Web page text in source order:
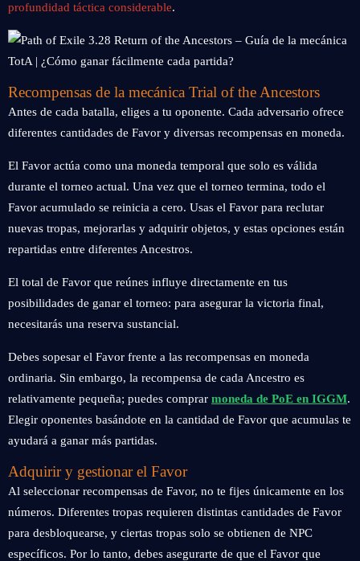
profundidad táctica considerable.
Recompensas de la mecánica Trial of the Ancestors
Antes de cada batalla, eliges a tu oponente. Cada adversario ofrece
diferentes cantidades de Favor y diversas recompensas en moneda.
El Favor actúa como una moneda temporal que solo es válida
durante el torneo actual. Una vez que el torneo termina, todo el
Favor acumulado se reinicia a cero. Usas el Favor para reclutar
nuevas tropas, mejorarlas y adquirir objetos, y estas opciones están
repartidas entre diferentes Ancestros.
El total de Favor que reúnes influye directamente en tus
posibilidades de ganar el torneo: para asegurar la victoria final,
necesitarás una reserva sustancial.
Debes sopesar el Favor frente a las recompensas en moneda
ordinaria. Sin embargo, la recompensa de cada Ancestro es
relativamente pequeña; puedes comprar moneda de PoE en IGGM.
Elegir oponentes basándote en la cantidad de Favor que acumulas te
ayudará a ganar más partidas.
Adquirir y gestionar el Favor
Al seleccionar recompensas de Favor, no te fijes únicamente en los
números. Diferentes tropas requieren distintas cantidades de Favor
para desbloquearse, y ciertas tropas solo se obtienen de NPC
específicos. Por lo tanto, debes asegurarte de que el Favor que